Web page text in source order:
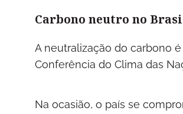
Carbono neutro no
A neutralização do carbono
Conferência do Clima das
Na ocasião, o país se